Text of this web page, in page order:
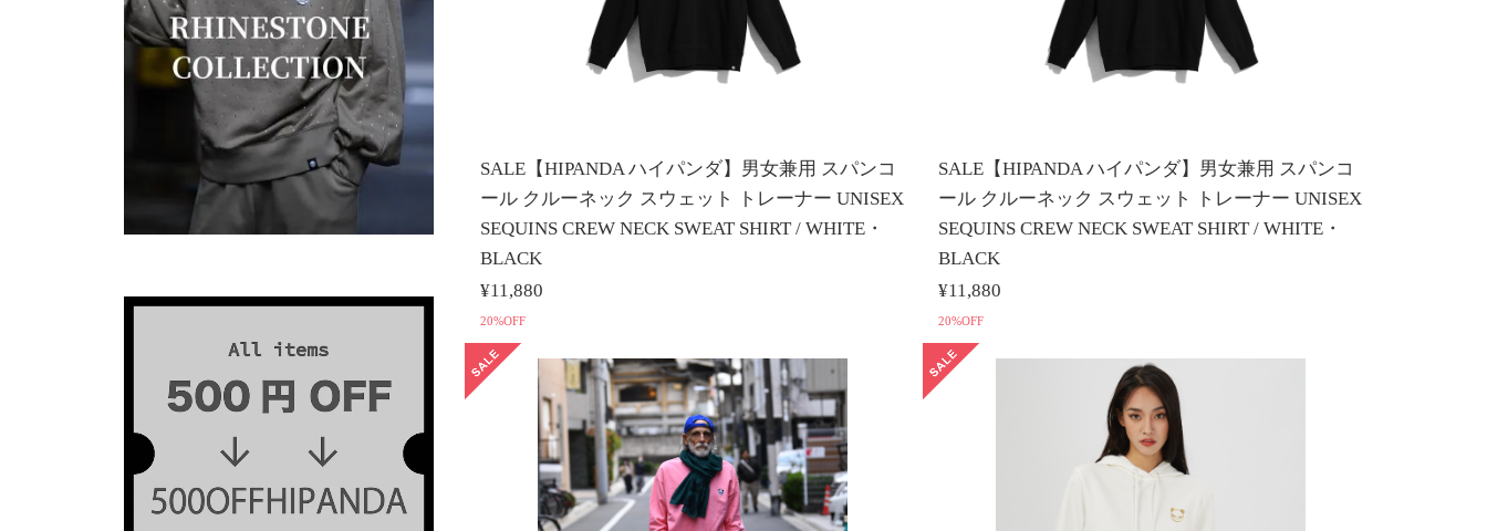
SALE【HIPANDA ハイパンダ】男女兼用 スパンコ
ール クルーネック スウェット トレーナー UNISEX
SEQUINS CREW NECK SWEAT SHIRT / WHITE・
BLACK
¥11,880
20%OFF
SALE【HIPANDA ハイパンダ】男女兼用 スパンコ
ール クルーネック スウェット トレーナー UNISEX
SEQUINS CREW NECK SWEAT SHIRT / WHITE・
BLACK
¥11,880
20%OFF